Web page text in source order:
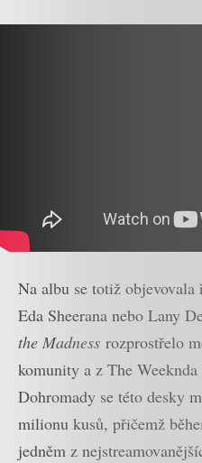
Na albu se totiž objevovala
Eda Sheerana nebo Lany
the Madness rozprostřelo
komunity a z The
Dohromady se této desky
milionu kusů, přičemž
jedněm z